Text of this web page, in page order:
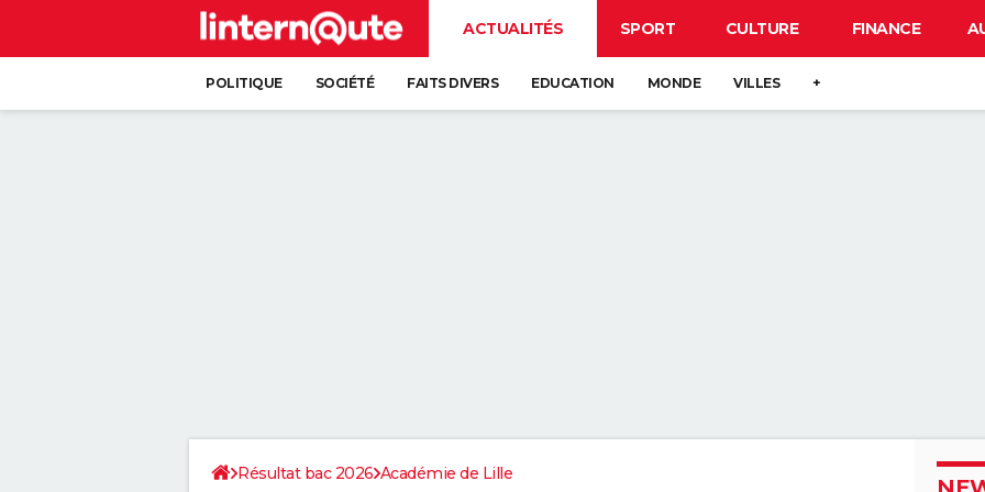
ACTUALITÉS SPORT CULTURE FINANCE
POLITIQUE SOCIÉTÉ FAITS DIVERS EDUCATION MONDE VILLES +
Résultat bac 2026 Académie de Lille